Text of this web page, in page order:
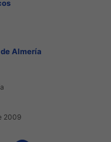
Almería
2009